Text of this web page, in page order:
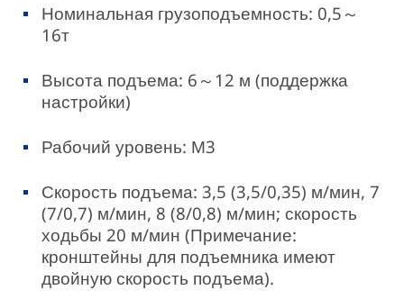
Номинальная грузоподъемность: 0,5～
16т
Высота подъема: 6～12 м (поддержка
настройки)
Рабочий уровень: М3
Скорость подъема: 3,5 (3,5/0,35) м/мин, 7
(7/0,7) м/мин, 8 (8/0,8) м/мин; скорость
ходьбы 20 м/мин (Примечание:
кронштейны для подъемника имеют
двойную скорость подъема).